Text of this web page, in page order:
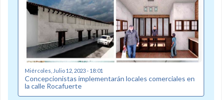
Miércoles, Julio 12, 2023 - 18:01
Concepcionistas implementarán locales comerciales en
la calle Rocafuerte